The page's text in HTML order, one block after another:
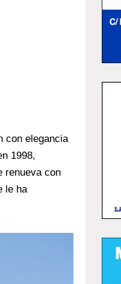
con elegancia
1998,
renueva con
le ha